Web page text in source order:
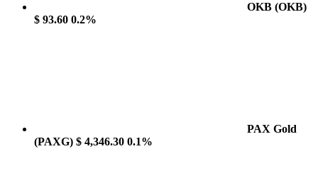
OKB (OKB)
$ 93.60 0.2%
PAX Gold
(PAXG) $ 4,346.30 0.1%